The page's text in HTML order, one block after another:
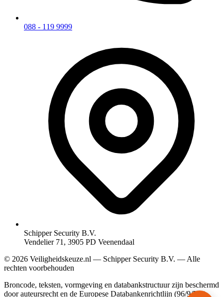
088 - 119 9999
Schipper Security B.V.
Vendelier 71, 3905 PD Veenendaal
© 2026 Veiligheidskeuze.nl — Schipper Security B.V. — Alle
rechten voorbehouden
Broncode, teksten, vormgeving en databankstructuur zijn beschermd
door auteursrecht en de Europese Databankenrichtlijn (96/9/EG).